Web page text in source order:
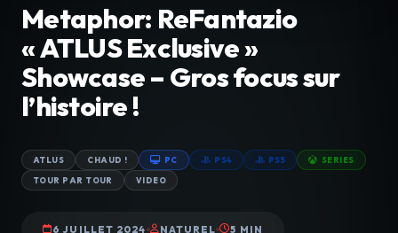
Metaphor: ReFantazio
« ATLUS Exclusive »
Showcase – Gros focus sur
l’histoire !
ATLUS CHAUD ! PC PS4 PS5 SERIES
TOUR PAR TOUR VIDEO
6 JUILLET 2024 NATUREL 5 MIN